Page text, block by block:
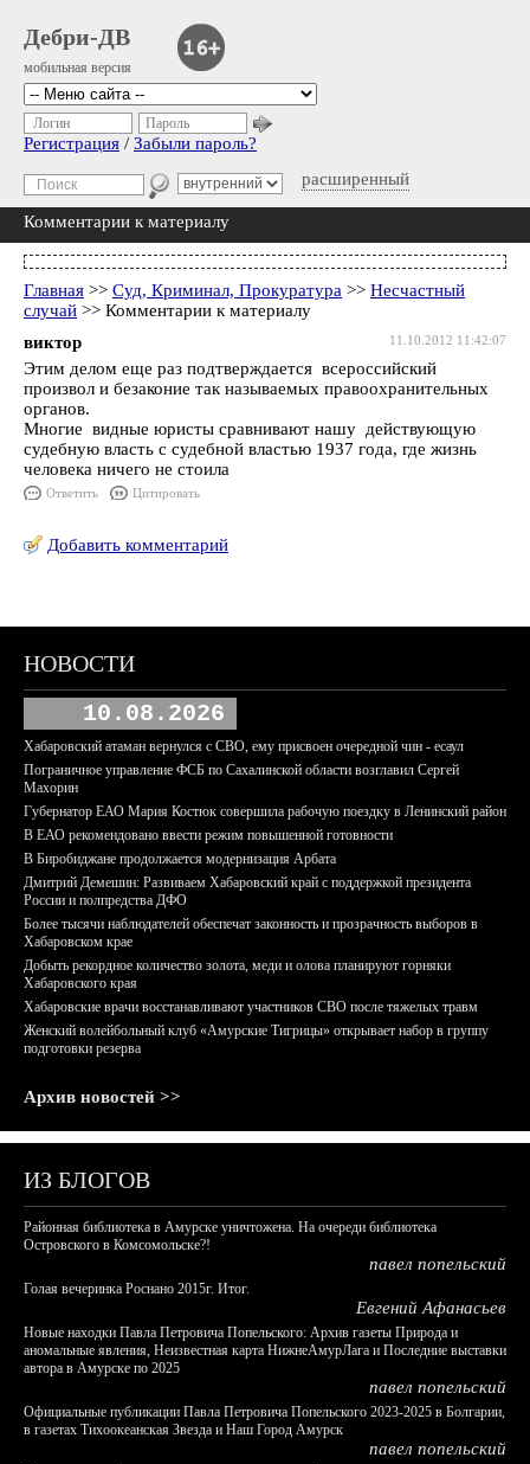
Дебри-ДВ
мобильная версия
расширенный
Логин Пароль
Регистрация / Забыли пароль?
Комментарии к материалу
Главная >> Суд, Криминал, Прокуратура >> Несчастный
случай >> Комментарии к материалу
11.10.2012 11:42:07
виктор
Этим делом еще раз подтверждается всероссийский
произвол и безаконие так называемых правоохранительных
органов.
Многие видные юристы сравнивают нашу действующую
судебную власть с судебной властью 1937 года, где жизнь
человека ничего не стоила
Ответить Цитировать
Добавить комментарий
НОВОСТИ
10.08.2026
Хабаровский атаман вернулся с СВО, ему присвоен очередной чин - есаул
Пограничное управление ФСБ по Сахалинской области возглавил Сергей
Махорин
Губернатор ЕАО Мария Костюк совершила рабочую поездку в Ленинский район
В ЕАО рекомендовано ввести режим повышенной готовности
В Биробиджане продолжается модернизация Арбата
Дмитрий Демешин: Развиваем Хабаровский край с поддержкой президента
России и полпредства ДФО
Более тысячи наблюдателей обеспечат законность и прозрачность выборов в
Хабаровском крае
Добыть рекордное количество золота, меди и олова планируют горняки
Хабаровского края
Хабаровские врачи восстанавливают участников СВО после тяжелых травм
Женский волейбольный клуб «Амурские Тигрицы» открывает набор в группу
подготовки резерва
Архив новостей >>
ИЗ БЛОГОВ
Районная библиотека в Амурске уничтожена. На очереди библиотека
Островского в Комсомольске?!
павел попельский
Голая вечеринка Роснано 2015г. Итог.
Евгений Афанасьев
Новые находки Павла Петровича Попельского: Архив газеты Природа и
аномальные явления, Неизвестная карта НижнеАмурЛага и Последние выставки
автора в Амурске по 2025
павел попельский
Официальные публикации Павла Петровича Попельского 2023-2025 в Болгарии,
в газетах Тихоокеанская Звезда и Наш Город Амурск
павел попельский